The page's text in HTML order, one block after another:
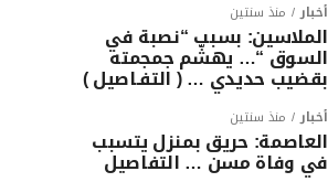
أخبار منذ سنتين
الملاسين: بسبب “نصبة في
السوق “… يهشّم جمجمته
بقضيب حديدي … ( التفـاصيل )
أخبار منذ سنتين
العاصمة: حريق بمنزل يتسبب
في وفاة مسن … التفاصيل